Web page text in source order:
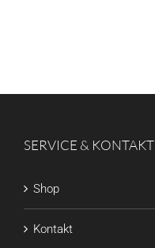
SERVICE & KONTAKT
Shop
Kontakt